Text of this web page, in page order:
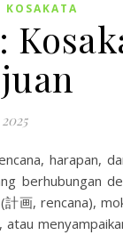
KOSAKATA
harapan,
berhubungan
画, rencana),